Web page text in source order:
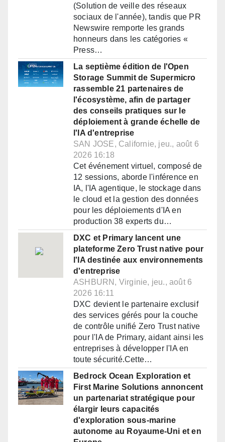
(Solution de veille des réseaux
sociaux de l'année), tandis que PR
Newswire remporte les grands
honneurs dans les catégories «
Press…
La septième édition de l'Open
Storage Summit de Supermicro
rassemble 21 partenaires de
l'écosystème, afin de partager
des conseils pratiques sur le
déploiement à grande échelle de
l'IA d'entreprise
SAN JOSE, Californie, jeu., août 6
2026 16:18
Cet événement virtuel, composé de
12 sessions, aborde l'inférence en
IA, l'IA agentique, le stockage dans
le cloud et la gestion des données
pour les déploiements d'IA en
production 38 experts du…
DXC et Primary lancent une
plateforme Zero Trust native pour
l'IA destinée aux environnements
d'entreprise
ASHBURN, Virginie, jeu., août 6
2026 16:11
DXC devient le partenaire exclusif
des services gérés pour la couche
de contrôle unifié Zero Trust native
pour l'IA de Primary, aidant ainsi les
entreprises à développer l'IA en
toute sécurité.Cette…
Bedrock Ocean Exploration et
First Marine Solutions annoncent
un partenariat stratégique pour
élargir leurs capacités
d'exploration sous-marine
autonome au Royaume-Uni et en